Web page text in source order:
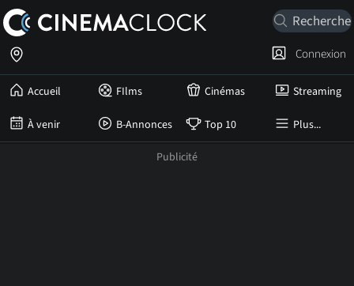
Accueil FIlms Cinémas Streaming
À venir B-Annonces Top 10 Plus...
Connexion